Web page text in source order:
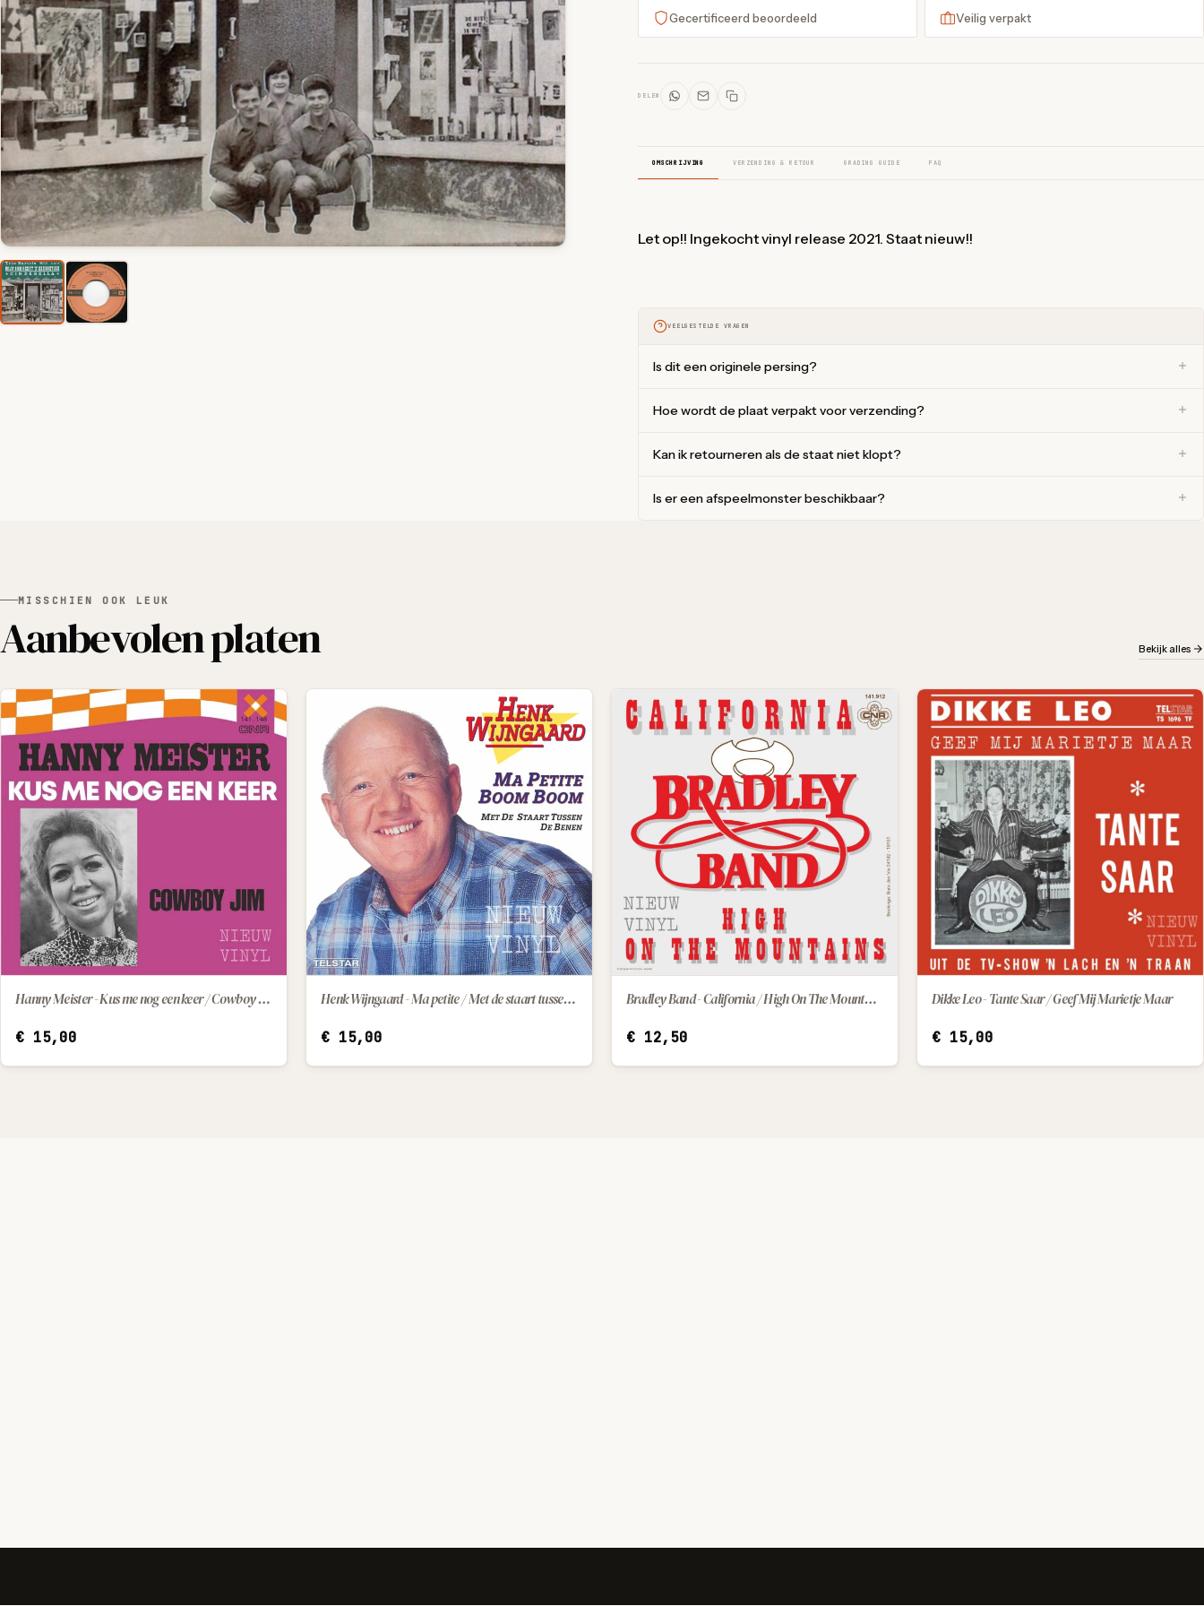
Gecertificeerd beoordeeld Veilig verpakt
DELEN
OMSCHRIJVING VERZENDING & RETOUR GRADING GUIDE FAQ
Let op!! Ingekocht vinyl release 2021. Staat nieuw!!
VEELGESTELDE VRAGEN
Is dit een originele persing?
Hoe wordt de plaat verpakt voor verzending?
Kan ik retourneren als de staat niet klopt?
Is er een afspeelmonster beschikbaar?
MISSCHIEN OOK LEUK
Aanbevolen platen Bekijk alles
IN WINKELWAGEN Hanny Meister - Kus me nog een keer / Cowboy Jim
€15,00
IN WINKELWAGEN Henk Wijngaard - Ma petite / Met de staart tussen de benen
€15,00
IN WINKELWAGEN Bradley Band - California / High On The Mountains
€12,50
IN WINKELWAGEN
Dikke Leo - Tante Saar / Geef Mij Marietje Maar
€15,00